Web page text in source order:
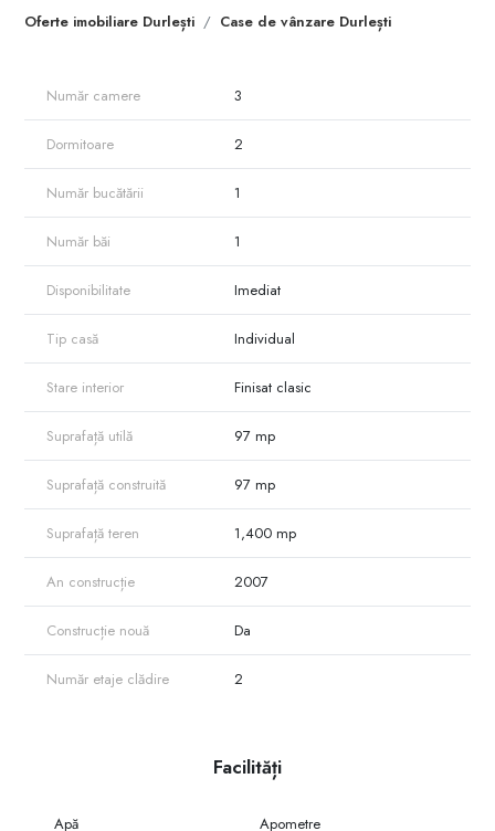
Oferte imobiliare Durlești Case de vânzare Durlești
Avantaje principale ale proprietății:
Fântână proprie, cu debit de 800 m³/oră,
- livadă
- vie
- grădină
Teren îngrijit, cu potențial pentru agricultură, relaxare sau extindere
Zonă verde, liniștită, cu aer curat.
Număr camere 3
Dormitoare 2
Număr bucătării 1
Număr băi 1
Disponibilitate Imediat
Tip casă Individual
Stare interior Finisat clasic
Suprafață utilă 97 mp
Suprafață construită 97 mp
Suprafață teren 1,400 mp
An construcție 2007
Construcție nouă Da
Număr etaje clădire 2
Facilități
Apă
Apometre